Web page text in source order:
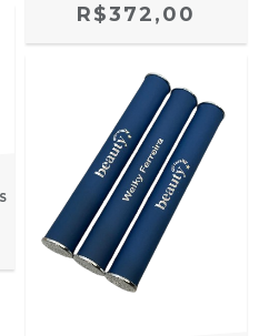
R$372,00